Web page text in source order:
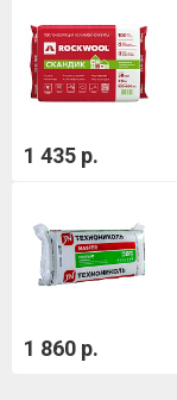
1 435 р.
1 860 р.